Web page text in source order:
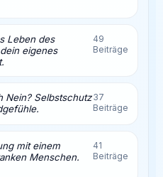
Leben des
eigenes
49
Beiträge
Nein? Selbstschutz37
Beiträge
mit einem
Menschen.
41
Beiträge